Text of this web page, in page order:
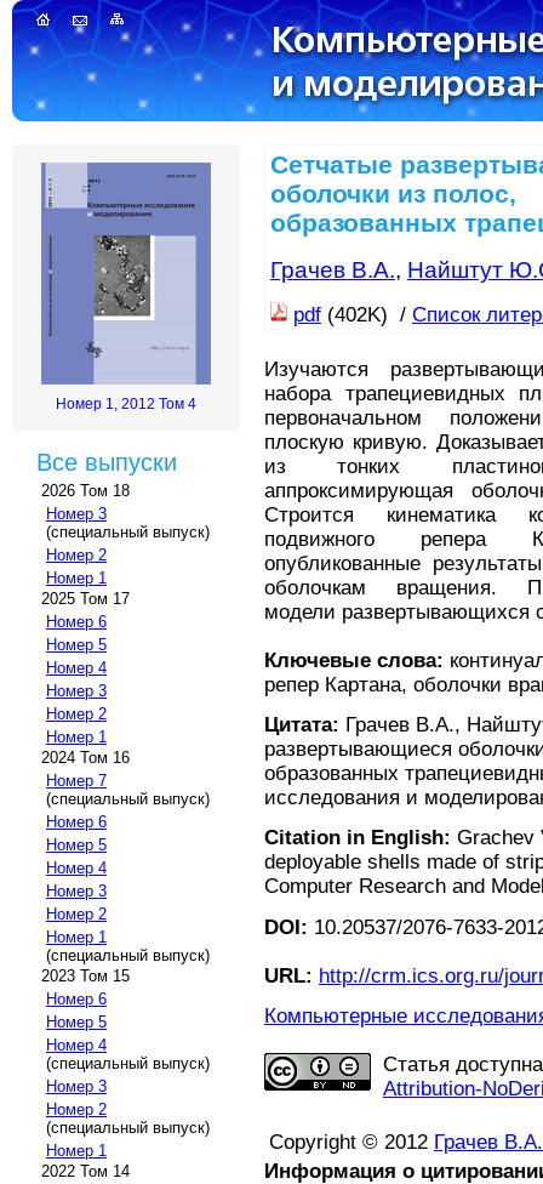
Номер 1, 2012 Том 4
Все выпуски
2026 Том 18
Номер 3
(специальный выпуск)
Номер 2
Номер 1
2025 Том 17
Номер 6
Номер 5
Номер 4
Номер 3
Номер 2
Номер 1
2024 Том 16
Номер 7
(специальный выпуск)
Номер 6
Номер 5
Номер 4
Номер 3
Номер 2
Номер 1
(специальный выпуск)
2023 Том 15
Номер 6
Номер 5
Номер 4
(специальный выпуск)
Номер 3
Номер 2
(специальный выпуск)
Номер 1
2022 Том 14
Сетчатые
оболочки из полос,
образованных
Грачев В.А., Найштут
pdf (402K) / Список
Изучаются
набора трапециевидных
первоначальном
плоскую кривую.
из тонких
аппроксимирующая
Строится кинематика
подвижного репера
опубликованные
оболочкам вращения.
модели развертывающихся
Ключевые слова:
репер Картана, оболочки
Цитата: Грачев В.А.,
развертывающиеся
образованных
исследования и
Citation in English: Grachev
deployable shells made of
Computer Research and
DOI: 10.20537/2076-7633-
URL: http://crm.ics.org.ru/
Компьютерные
Статья
Attribution-
Copyright © 2012 Грачев В.А.
Информация о